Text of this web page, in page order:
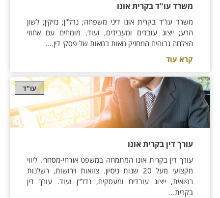
משרד עו"ד בקרית אונו
משרד עו"ד בקרית אונו דיני משפחה; נדל"ן; נזיקין; לשון
הרע; ייצוג עובדים ומעבידים, ועוד. מומחים עם אחוזי
הצלחה גבוהים המחזיק מאות במאות של פסקי דין....
קרא עוד
עו"ד
עורך דין בקרית אונו
עורך דין בקרית אונו המתמחה במשפט אזרחי-מסחרי. ליווי
מקצועי מעל 20 שנות ניסיון. צוואות וירושות, רשלנות
רפואית, ייצוג עובדים ומעסקים, נדל"ן ועוד. עורך דין
בקרית...